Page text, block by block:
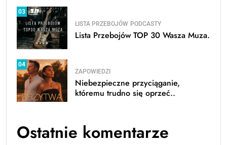
03
LISTA PRZEBOJÓW PODCASTY
Lista Przebojów TOP 30 Wasza Muza.
04
ZAPOWIEDZI
Niebezpieczne przyciąganie,
któremu trudno się oprzeć..
Ostatnie komentarze